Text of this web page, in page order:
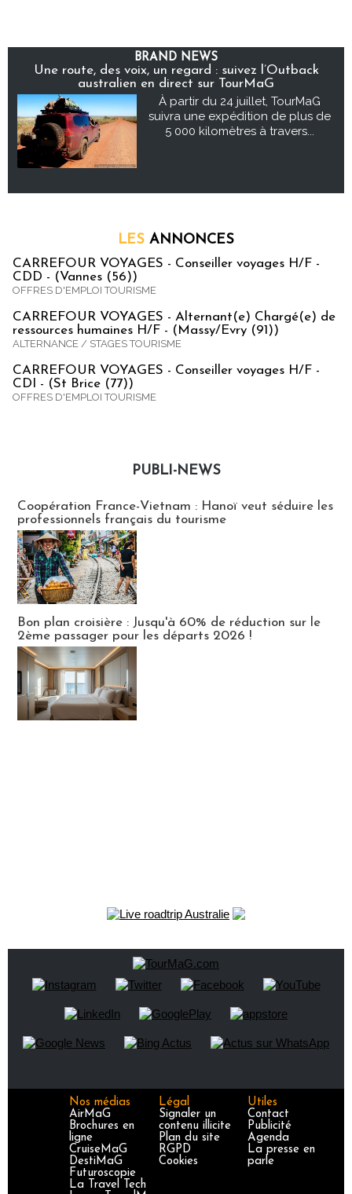
BRAND NEWS
Une route, des voix, un regard : suivez l’Outback
australien en direct sur TourMaG
À partir du 24 juillet, TourMaG
suivra une expédition de plus de
5 000 kilomètres à travers...
LES ANNONCES
CARREFOUR VOYAGES - Conseiller voyages H/F -
CDD - (Vannes (56))
OFFRES D'EMPLOI TOURISME
CARREFOUR VOYAGES - Alternant(e) Chargé(e) de
ressources humaines H/F - (Massy/Evry (91))
ALTERNANCE / STAGES TOURISME
CARREFOUR VOYAGES - Conseiller voyages H/F -
CDI - (St Brice (77))
OFFRES D'EMPLOI TOURISME
PUBLI-NEWS
Coopération France-Vietnam : Hanoï veut séduire les
professionnels français du tourisme
Bon plan croisière : Jusqu'à 60% de réduction sur le
2ème passager pour les départs 2026 !
Nos médias
AirMaG
Brochures en
ligne
CruiseMaG
DestiMaG
Futuroscopie
La Travel Tech
Légal
Signaler un
contenu illicite
Plan du site
RGPD
Cookies
Utiles
Contact
Publicité
Agenda
La presse en
parle